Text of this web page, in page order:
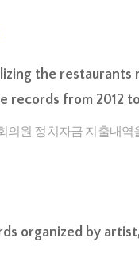
the restaurants
records from 2012
의원 정치자금 지출내
organized by